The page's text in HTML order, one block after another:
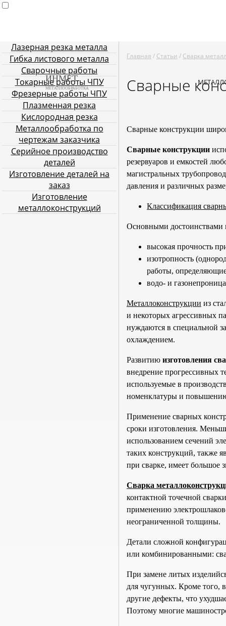
ГлавнаяУслуги металлообработки
Плазменная резка
ИНМЕТ
МЕТАЛЛООБРАБОТКА
Лазерная резка металла
Гибка листового металла
Сварочные работы
Токарные работы ЧПУ
Фрезерные работы ЧПУ
Плазменная резка
Кислородная резка
Металлообработка по
чертежам заказчика
Серийное производство
деталей
Изготовление деталей на
заказ
Изготовление
металлоконструкций
Главная / Статьи / Сварка
Сварные
Сварные конструкции
Сварные конструкции
резервуаров и емкостей
магистральных
давления и различных
Классификация
Основными достоинствами
высокая прочность
изотропность
работы,
водо- и
Металлоконструкции из
и некоторых агрессивных
нуждаются в специальной
охлаждением.
Развитию изготовления
внедрение прогрессивных
используемые в
номенклатуры и
Применение сварных
сроки изготовления.
использованием сечений
таких конструкций, также
при сварке, имеет большое
Сварка
контактной точечной
применению
неограниченной толщины.
Детали сложной
или комбинированными:
При замене литых
для чугунных. Кроме того,
другие дефекты, что
Поэтому многие